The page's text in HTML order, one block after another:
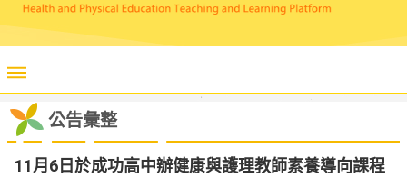
公告彙整
11月6日於成功高中辦健康與護理教師素養導向課程